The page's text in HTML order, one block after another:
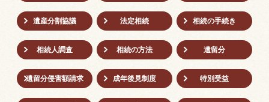
遺産分割協議 法定相続 相続の⼿続き
相続人調査 相続の方法 遺留分
遺留分侵害額請求 成年後⾒制度 特別受益